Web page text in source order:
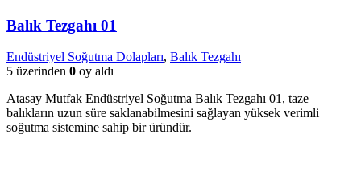
Balık Tezgahı 01
Endüstriyel Soğutma Dolapları, Balık Tezgahı
5 üzerinden 0 oy aldı
Atasay Mutfak Endüstriyel Soğutma Balık Tezgahı 01, taze
balıkların uzun süre saklanabilmesini sağlayan yüksek verimli
soğutma sistemine sahip bir üründür.